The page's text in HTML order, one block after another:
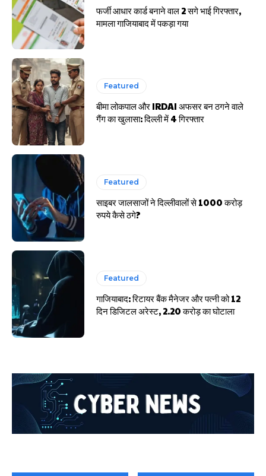
फर्जी आधार कार्ड बनाने वाल 2 सगे भाई गिरफ्तार,
मामला गाजियाबाद में पकड़ा गया
Featured
बीमा लोकपाल और IRDAI अफसर बन ठगने वाले
गैंग का खुलासा: दिल्ली में 4 गिरफ्तार
Featured
साइबर जालसाजों ने दिल्लीवालों से 1000 करोड़
रुपये कैसे ठगे?
Featured
गाजियाबाद: रिटायर बैंक मैनेजर और पत्नी को 12
दिन डिजिटल अरेस्ट, 2.20 करोड़ का घोटाला